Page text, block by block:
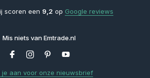
scoren een 9,2 op Google reviews
Mis niets van Emtrade.nl
je aan voor onze nieuwsbrief